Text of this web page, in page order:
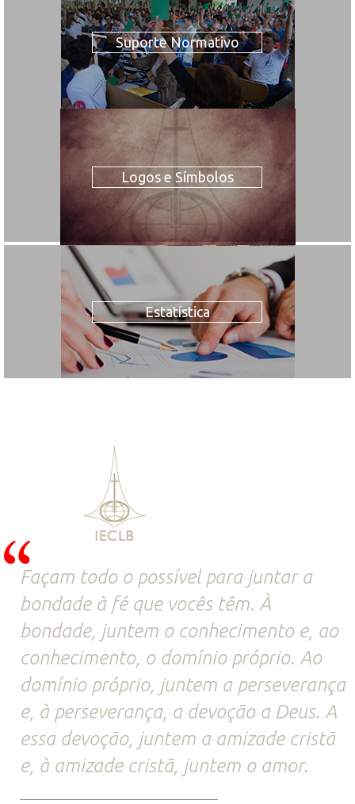
Suporte Normativo
Logos e Símbolos
Estatística
Façam todo o possível para juntar a
bondade à fé que vocês têm. À
bondade, juntem o conhecimento e, ao
conhecimento, o domínio próprio. Ao
domínio próprio, juntem a perseverança
e, à perseverança, a devoção a Deus. A
essa devoção, juntem a amizade cristã
e, à amizade cristã, juntem o amor.